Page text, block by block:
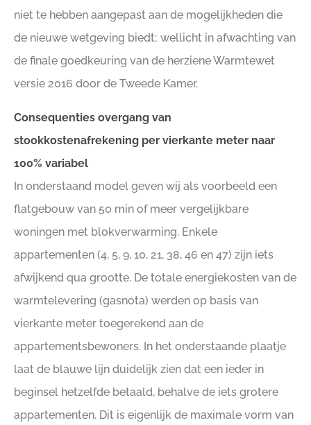
niet te hebben aangepast aan de mogelijkheden die
de nieuwe wetgeving biedt; wellicht in afwachting van
de finale goedkeuring van de herziene Warmtewet
versie 2016 door de Tweede Kamer.
Consequenties overgang van
stookkostenafrekening per vierkante meter naar
100% variabel
In onderstaand model geven wij als voorbeeld een
flatgebouw van 50 min of meer vergelijkbare
woningen met blokverwarming. Enkele
appartementen (4, 5, 9, 10, 21, 38, 46 en 47) zijn iets
afwijkend qua grootte. De totale energiekosten van de
warmtelevering (gasnota) werden op basis van
vierkante meter toegerekend aan de
appartementsbewoners. In het onderstaande plaatje
laat de blauwe lijn duidelijk zien dat een ieder in
beginsel hetzelfde betaald, behalve de iets grotere
appartementen. Dit is eigenlijk de maximale vorm van